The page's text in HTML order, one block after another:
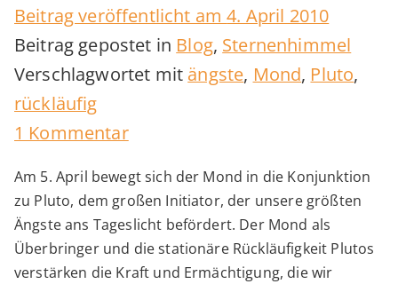
Beitrag veröffentlicht am4. April 2010
Beitrag gepostet in Blog, Sternenhimmel
Verschlagwortet mit ängste, Mond, Pluto,
rückläufig
1 Kommentarzu
Pluto-
Konjunktion
Am 5. April bewegt sich der Mond in die Konjunktion
zu Pluto, dem großen Initiator, der unsere größten
Ängste ans Tageslicht befördert. Der Mond als
Überbringer und die stationäre Rückläufigkeit Plutos
verstärken die Kraft und Ermächtigung, die wir